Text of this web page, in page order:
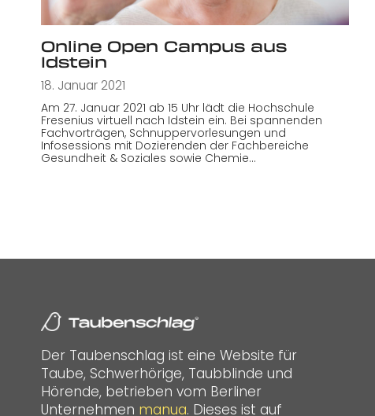
Online Open Campus aus
Idstein
18. Januar 2021
Am 27. Januar 2021 ab 15 Uhr lädt die Hochschule
Fresenius virtuell nach Idstein ein. Bei spannenden
Fachvorträgen, Schnuppervorlesungen und
Infosessions mit Dozierenden der Fachbereiche
Gesundheit & Soziales sowie Chemie…
Der Taubenschlag ist eine Website für
Taube, Schwerhörige, Taubblinde und
Hörende, betrieben vom Berliner
Unternehmen manua. Dieses ist auf